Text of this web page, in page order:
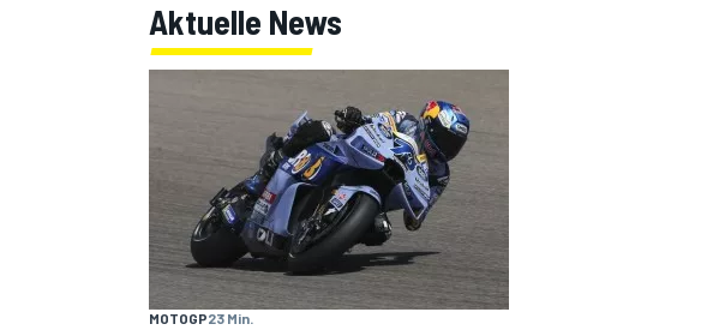
Aktuelle News
MOTOGP23 Min.